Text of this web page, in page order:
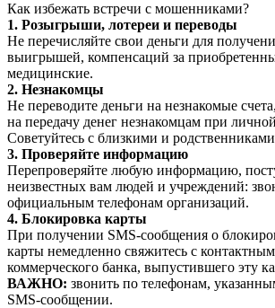
Как избежать встречи с мошенниками?
1. Розыгрыши, лотереи и переводы
Не перечисляйте свои деньги для
выигрышей, компенсаций за
медицинские.
2. Незнакомцы
Не переводите деньги на незнакомые
на передачу денег незнакомцам при
Советуйтесь с близкими и
3. Проверяйте информацию
Перепроверяйте любую информацию,
неизвестных вам людей и учреждений:
официальным телефонам организаций.
4. Блокировка карты
При получении SMS-сообщения о
карты немедленно свяжитесь с
коммерческого банка, выпустившего эту
ВАЖНО: звонить по телефонам,
SMS-сообщении.